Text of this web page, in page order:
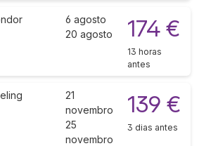
6 agosto
20 agosto
174 €
13 horas
antes
21
novembro
25
novembro
139 €
3 dias antes